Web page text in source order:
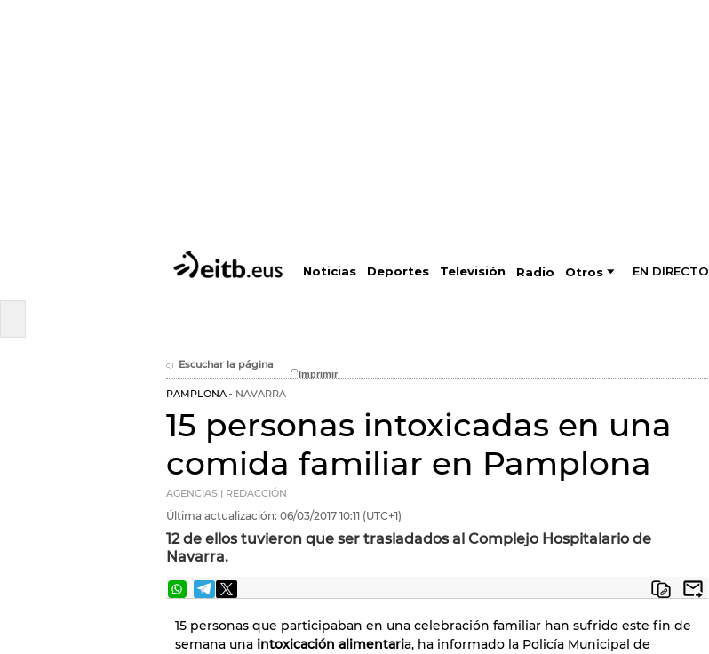
Noticias Deportes Televisión Radio Otros EN DIRECTO
Escuchar la página
PAMPLONA NAVARRA
15 personas intoxicadas en una
comida familiar en Pamplona
AGENCIAS | REDACCIÓN
Última actualización: 06/03/2017 10:11 (UTC+1)
12 de ellos tuvieron que ser trasladados al Complejo Hospitalario de
Navarra.
15 personas que participaban en una celebración familiar han sufrido este fin de
semana una intoxicación alimentaria, ha informado la Policía Municipal de